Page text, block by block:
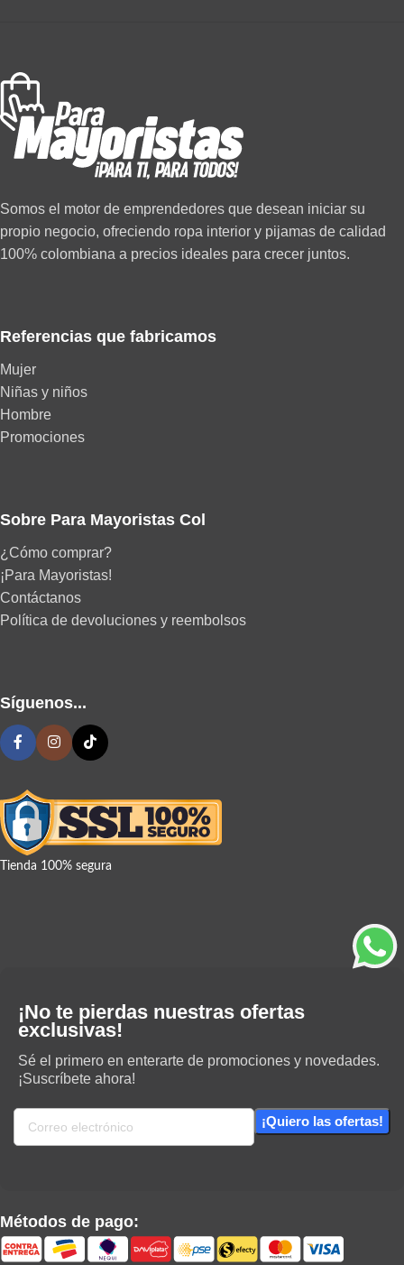
Somos el motor de emprendedores que desean iniciar su
propio negocio, ofreciendo ropa interior y pijamas de calidad
100% colombiana a precios ideales para crecer juntos.
Referencias que fabricamos
Mujer
Niñas y niños
Hombre
Promociones
Sobre Para Mayoristas Col
¿Cómo comprar?
¡Para Mayoristas!
Contáctanos
Política de devoluciones y reembolsos
Síguenos...
Tienda 100% segura
¡No te pierdas nuestras ofertas
exclusivas!
Sé el primero en enterarte de promociones y novedades.
¡Suscríbete ahora!
Métodos de pago: